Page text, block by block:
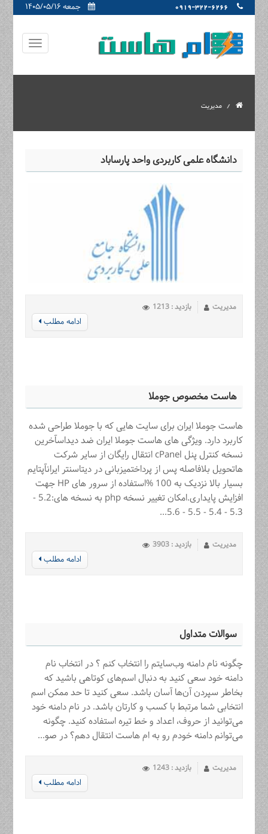
جمعه ۱۴۰۵/۰۵/۱۶ 0919-322-6266
مدیریت
دانشگاه علمی کاربردی واحد پارساباد
مدیریت بازدید : 1213
ادامه مطلب
هاست مخصوص جوملا
هاست جوملا ایران برای سایت هایی که با جوملا طراحی شده
کاربرد دارد. ویژگی های هاست جوملا ایران ضد دیداسآخرین
نسخه کنترل پنل cPanel انتقال رايگان از ساير شركت
هاتحویل بلافاصله پس از پرداختمیزبانی در دیتاسنتر ایرانآپتایم
بسیار بالا نزدیک به 100 %استفاده از سرور های HP جهت
افزایش پایداری.امکان تغییر نسخه php به نسخه های:5.2 -
5.3 - 5.4 - 5.5 - 5.6...
مدیریت بازدید : 3903
ادامه مطلب
سوالات متداول
چگونه نام دامنه وب‌سایتم را انتخاب کنم ؟ در انتخاب نام
دامنه خود سعی کنید به دنبال اسم‌های کوتاهی باشید که
بخاطر سپردن آن‌ها آسان باشد. سعی کنید تا حد ممکن اسم
انتخابی شما مرتبط با کسب و کارتان باشد. در نام دامنه خود
می‌توانید از حروف، اعداد و خط تیره استفاده کنید. چگونه
می‌توانم دامنه خودم رو به ام هاست انتقال دهم؟ در صو...
مدیریت بازدید : 1243
ادامه مطلب